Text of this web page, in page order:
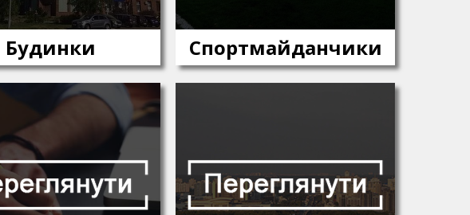
Будинки Спортмайданчики